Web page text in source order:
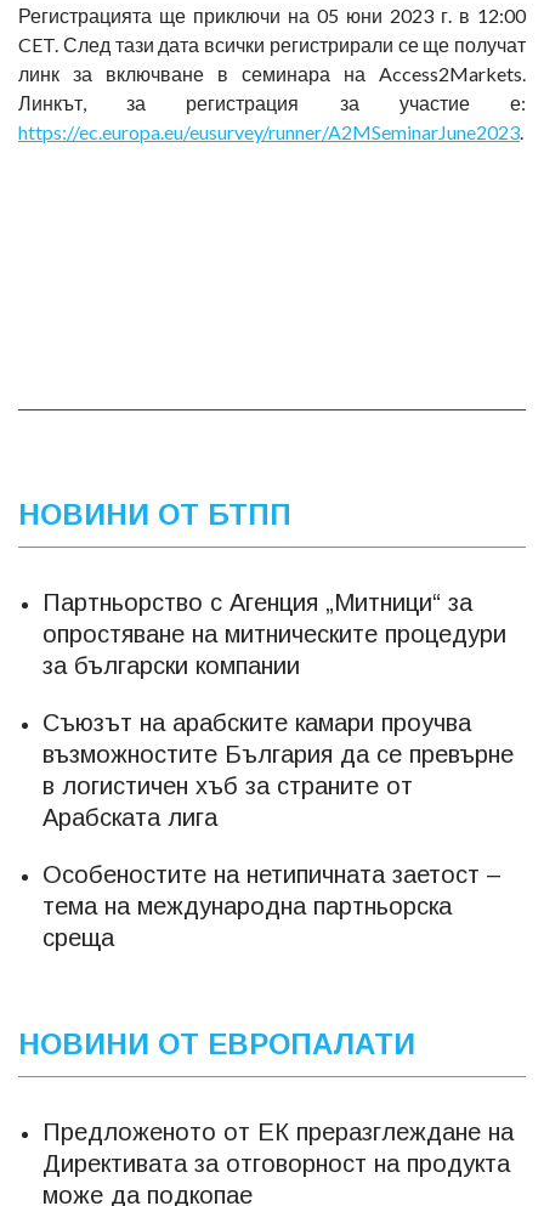
Регистрацията ще приключи на 05 юни 2023 г. в 12:00
CET. След тази дата всички регистрирали се ще получат
линк за включване в семинара на Access2Markets.
Линкът, за регистрация за участие е:
https://ec.europa.eu/eusurvey/runner/A2MSeminarJune2023.
НОВИНИ ОТ БТПП
Партньорство с Агенция „Митници“ за
опростяване на митническите процедури
за български компании
Съюзът на арабските камари проучва
възможностите България да се превърне
в логистичен хъб за страните от
Арабската лига
Особеностите на нетипичната заетост –
тема на международна партньорска
среща
НОВИНИ ОТ ЕВРОПАЛАТИ
Предложеното от ЕК преразглеждане на
Директивата за отговорност на продукта
може да подкопае